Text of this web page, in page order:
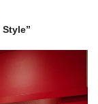
Style”